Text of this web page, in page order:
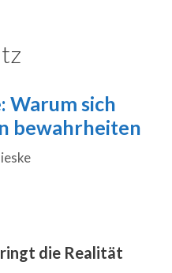
Warum sich
bewahrheiten
die Realität